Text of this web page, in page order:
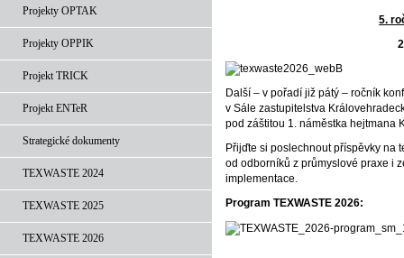
Projekty OPTAK
Projekty OPPIK
Projekt TRICK
Projekt ENTeR
Strategické dokumenty
TEXWASTE 2024
TEXWASTE 2025
TEXWASTE 2026
5.
Další – v pořadí již pátý – ročník
v Sále zastupitelstva
pod záštitou 1. náměstka hejtmana
Přijďte si poslechnout příspěvky na
od odborníků z průmyslové praxe i
implementace.
Program TEXWASTE 2026: